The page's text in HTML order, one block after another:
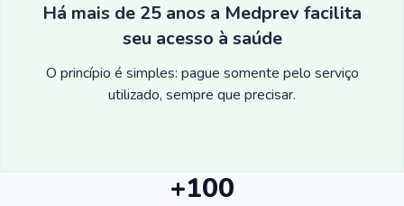
Há mais de 25 anos a Medprev facilita
seu acesso à saúde
O princípio é simples: pague somente pelo serviço
utilizado, sempre que precisar.
+100